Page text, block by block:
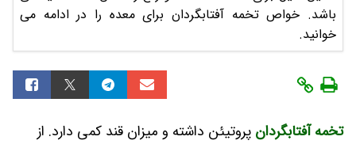
باشد. خواص تخمه آفتابگردان برای معده را در ادامه می
خوانید.
تخمه آفتابگردان پروتیئن داشته و میزان قند کمی دارد. از